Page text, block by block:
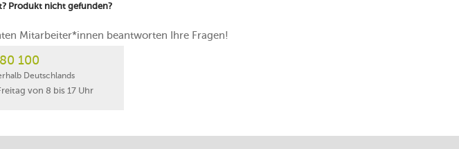
Produkt nicht gefunden?
Mitarbeiter*innen beantworten Ihre Fragen!
100
Deutschlands
von 8 bis 17 Uhr